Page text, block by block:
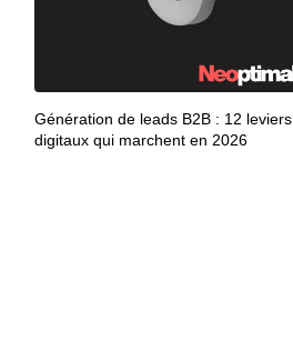
Génération de leads B2B : 12 leviers
digitaux qui marchent en 2026